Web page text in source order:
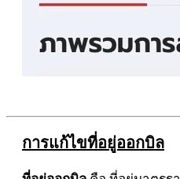
การแก้ไขที่อยู่ออกบิล